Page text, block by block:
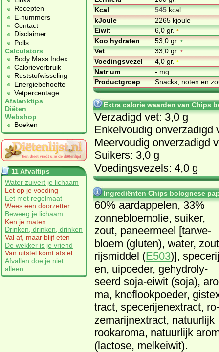
Recepten
E-nummers
Contact
Disclaimer
Polls
Calculators
Body Mass Index
Calorieverbruik
Ruststofwisseling
Energiebehoefte
Vetpercentage
Afslanktips
Diëten
Webshop
Boeken
11 Afvaltips
Water zuivert je lichaam
Let op je voeding
Eet met regelmaat
Wees een doorzetter
Beweeg je lichaam
Ken je maten
Drinken, drinken, drinken
Val af, maar blijf eten
De wekker is je vriend
Van uitstel komt afstel
Afvallen doe je niet
alleen
Kcal
545kcal
kJoule
2265 kjoule
Eiwit
6,0 gr.•
Koolhydraten
53,0 gr.•
Vet
33,0 gr.•
Voedingsvezel
4,0 gr.•
Natrium
- mg.
Productgroep
Snacks, noten en
Extra calorie waarden van Chips
Verzadigd vet: 3,0 g
Enkelvoudig onverzadigd
Meervoudig onverzadigd
Suikers: 3,0 g
Voedingsvezels: 4,0 g
Ingrediënten Chips bolognese
60% aard­ap­pe­len, 33%
zon­ne­bloem­olie, sui­ker,
zout, pa­neer­meel [tar­we­
bloem (glu­ten), wa­ter,
rijs­mid­del (E503)],
en, uip­oe­der, ge­hy­dro­ly­
seerd so­ja-ei­wit (so­ja),
ma, knof­look­poe­der,
tract, spe­ce­rij­en­ex­tract, ro­
ze­ma­rijnex­tract, na­tuur­lijk
rooka­ro­ma, na­tuur­lijk
(lac­to­se, melk­ei­wit).